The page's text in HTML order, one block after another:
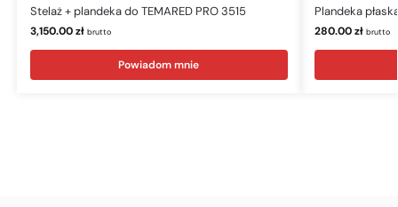
Stelaż + plandeka do TEMARED PRO 3515
3,150.00zł brutto
Powiadom mnie
Plandeka
280.00zł brutto